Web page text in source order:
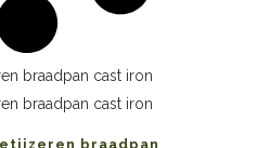
braadpan